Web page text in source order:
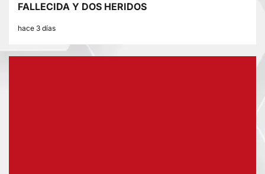
FALLECIDA Y DOS HERIDOS
hace 3 días